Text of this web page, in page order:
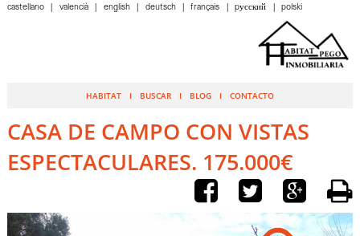
HABITAT BUSCAR BLOG CONTACTO
castellano valencià english deutsch français pусский polski
CASA DE CAMPO CON VISTAS
ESPECTACULARES. 175.000€